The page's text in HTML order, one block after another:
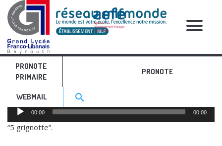
PRONOTE
PRIMAIRE
PRONOTE
WEBMAIL Search for:>
search
RELATIVE POSTS
5 grignotte
Audio
Player
00:00 00:00
“5 grignotte”.